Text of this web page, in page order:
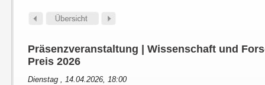
Präsenzveranstaltung | Wissenschaft und
Preis 2026
Dienstag , 14.04.2026, 18:00